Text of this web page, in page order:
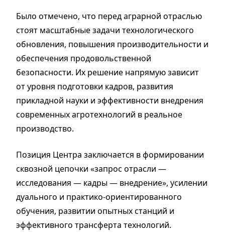
Было отмечено, что перед аграрной отраслью
стоят масштабные задачи технологического
обновления, повышения производительности и
обеспечения продовольственной
безопасности. Их решение напрямую зависит
от уровня подготовки кадров, развития
прикладной науки и эффективности внедрения
современных агротехнологий в реальное
производство.
Позиция Центра заключается в формировании
сквозной цепочки «запрос отрасли —
исследования — кадры — внедрение», усилении
дуального и практико-ориентированного
обучения, развитии опытных станций и
эффективного трансферта технологий.